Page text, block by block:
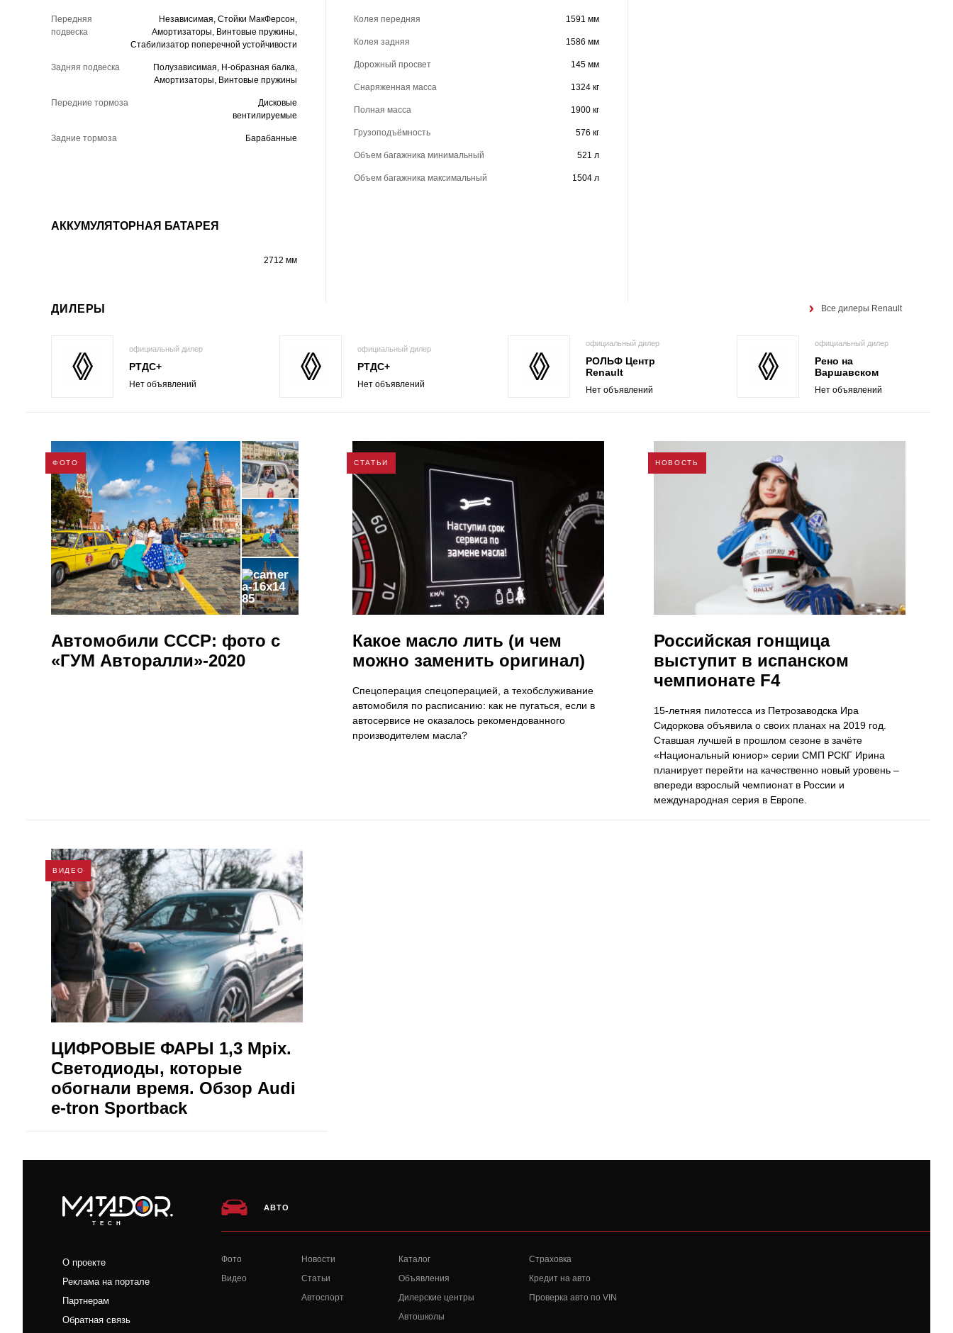
Передняя
подвеска
Независимая, Стойки МакФерсон,
Амортизаторы, Винтовые пружины,
Стабилизатор поперечной устойчивости
Задняя подвеска
Полузависимая, H-образная балка,
Амортизаторы, Винтовые пружины
Передние тормоза
Дисковые
вентилируемые
Задние тормоза Барабанные
Колея передняя 1591 мм
Колея задняя 1586 мм
Дорожный просвет 145 мм
Снаряженная масса 1324 кг
Полная масса 1900 кг
Грузоподъёмность 576 кг
Объем багажника минимальный 521 л
Объем багажника максимальный 1504 л
АККУМУЛЯТОРНАЯ БАТАРЕЯ
2712 мм
ДИЛЕРЫ Все дилеры Renault
официальный дилер
РТДС+
Нет объявлений
официальный дилер
РТДС+
Нет объявлений
официальный дилер
РОЛЬФ Центр
Renault
Нет объявлений
официальный дилер
Рено на
Варшавском
Нет объявлений
ФОТО
85
Автомобили СССР: фото с
«ГУМ Авторалли»-2020
СТАТЬИ
Какое масло лить (и чем
можно заменить оригинал)
Спецоперация спецоперацией, а техобслуживание
автомобиля по расписанию: как не пугаться, если в
автосервисе не оказалось рекомендованного
производителем масла?
НОВОСТЬ
Российская гонщица
выступит в испанском
чемпионате F4
15-летняя пилотесса из Петрозаводска Ира
Сидоркова объявила о своих планах на 2019 год.
Ставшая лучшей в прошлом сезоне в зачёте
«Национальный юниор» серии СМП РСКГ Ирина
планирует перейти на качественно новый уровень –
впереди взрослый чемпионат в России и
международная серия в Европе.
ВИДЕО
ЦИФРОВЫЕ ФАРЫ 1,3 Mpix.
Светодиоды, которые
обогнали время. Обзор Audi
e-tron Sportback
TECH
О проекте
Реклама на портале
Партнерам
Обратная связь
АВТО
Фото
Видео
Новости
Статьи
Автоспорт
Каталог
Объявления
Дилерские центры
Автошколы
Страховка
Кредит на авто
Проверка авто по VIN